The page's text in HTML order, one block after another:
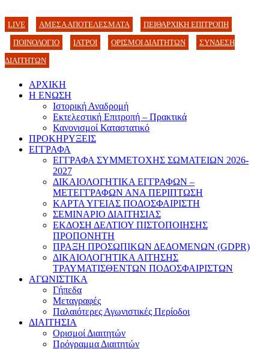
LIVE ΑΜΕΣΑ ΑΠΟΤΕΛΕΣΜΑΤΑ
ΠΕΙΘΑΡΧΙΚΗ ΕΠΙΤΡΟΠΗ
ΠΟΙΝΟΛΟΓΙΟ
ΙΑΤΡΟΙ ΟΡΙΣΜΟΙ ΔΙΑΙΤΗΤΩΝ
ΣΥΝΔΕΣΗ
ΔΙΑΙΤΗΤΩΝ
ΑΡΧΙΚΗ
Η ΕΝΩΣΗ
Ιστορική Αναδρομή
Εκτελεστική Επιτροπή – Πρακτικά
Κανονισμοί Καταστατικό
ΠΡΟΚΗΡΥΞΕΙΣ
ΕΓΓΡΑΦΑ
ΕΓΓΡΑΦΑ ΣΥΜΜΕΤΟΧΗΣ ΣΩΜΑΤΕΙΩΝ 2026-
2027
ΔΙΚΑΙΟΛΟΓΗΤΙΚΑ ΕΓΓΡΑΦΩΝ –
ΜΕΤΕΓΓΡΑΦΩΝ ΑΝΑ ΠΕΡΙΠΤΩΣΗ
ΚΑΡΤΑ ΥΓΕΙΑΣ ΠΟΔΟΣΦΑΙΡΙΣΤΗ
ΣΕΜΙΝΑΡΙΟ ΔΙΑΙΤΗΣΙΑΣ
ΕΚΔΟΣΗ ΔΕΛΤΙΟΥ ΠΙΣΤΟΠΟΙΗΣΗΣ
ΠΡΟΠΟΝΗΤΗ
ΠΡΑΞΗ ΠΡΟΣΩΠΙΚΩΝ ΔΕΔΟΜΕΝΩΝ (GDPR)
ΔΙΚΑΙΟΛΟΓΗΤΙΚΑ ΑΙΤΗΣΗΣ
ΤΡΑΥΜΑΤΙΣΘΕΝΤΩΝ ΠΟΔΟΣΦΑΙΡΙΣΤΩΝ
ΑΓΩΝΙΣΤΙΚΑ
Γήπεδα
Μεταγραφές
Παλαιότερες Αγωνιστικές Περίοδοι
ΔΙΑΙΤΗΣΙΑ
Ορισμοί Διαιτητών
Πρόγραμμα Διαιτητών